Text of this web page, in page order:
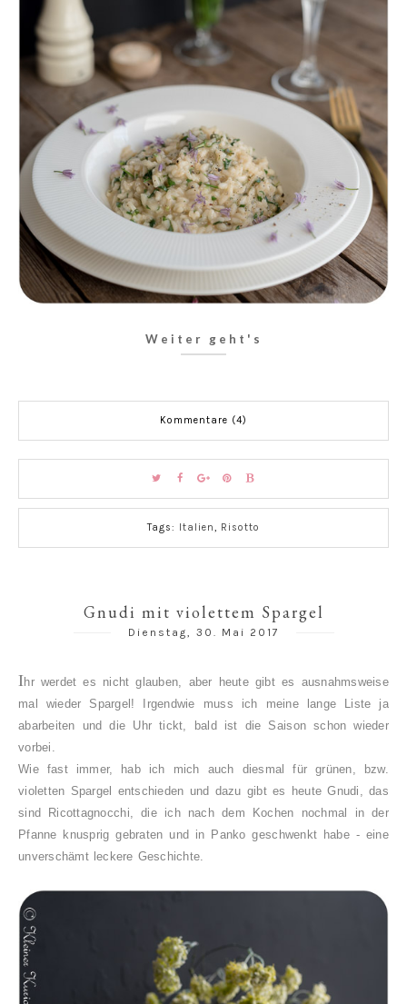
Weiter geht's
Kommentare (4)
Tags: Italien, Risotto
Gnudi mit violettem Spargel
Dienstag, 30. Mai 2017
Ihr werdet es nicht glauben, aber heute gibt es ausnahmsweise
mal wieder Spargel! Irgendwie muss ich meine lange Liste ja
abarbeiten und die Uhr tickt, bald ist die Saison schon wieder
vorbei.
Wie fast immer, hab ich mich auch diesmal für grünen, bzw.
violetten Spargel entschieden und dazu gibt es heute Gnudi, das
sind Ricottagnocchi, die ich nach dem Kochen nochmal in der
Pfanne knusprig gebraten und in Panko geschwenkt habe - eine
unverschämt leckere Geschichte.